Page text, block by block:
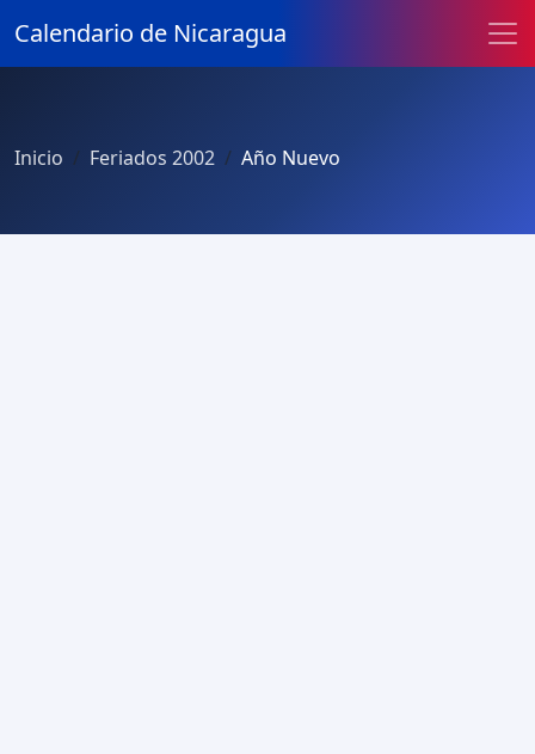
Calendario de Nicaragua
Inicio Feriados 2002 Año Nuevo